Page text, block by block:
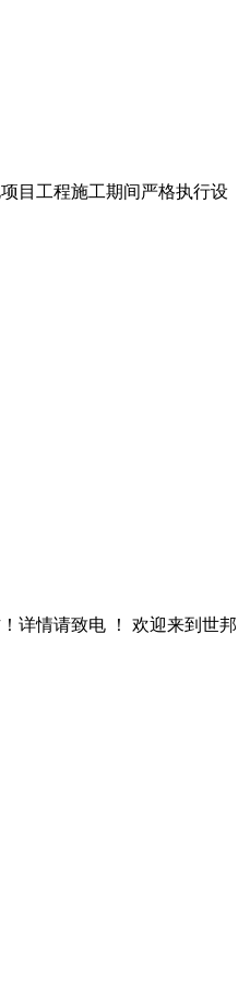
目工程施工期间严格执行设
详情请致电 ！ 欢迎来到世邦